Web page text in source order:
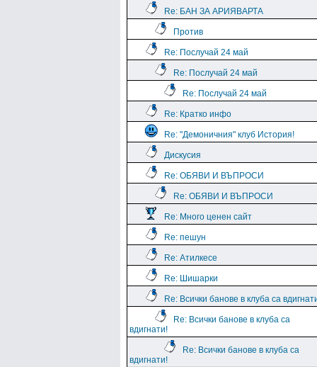
Re: БАН ЗА АРИЯВАРТА
Против
Re: Послучай 24 май
Re: Послучай 24 май
Re: Послучай 24 май
Re: Кратко инфо
Re: "Демоничния" клуб История!
Дискусия
Re: ОБЯВИ И ВЪПРОСИ
Re: ОБЯВИ И ВЪПРОСИ
Re: Много ценен сайт
Re: пешун
Re: Атилкесе
Re: Шишарки
Re: Всички банове в клуба са
Re: Всички банове в клуба са
вдигнати!
Re: Всички банове в клуба са
вдигнати!